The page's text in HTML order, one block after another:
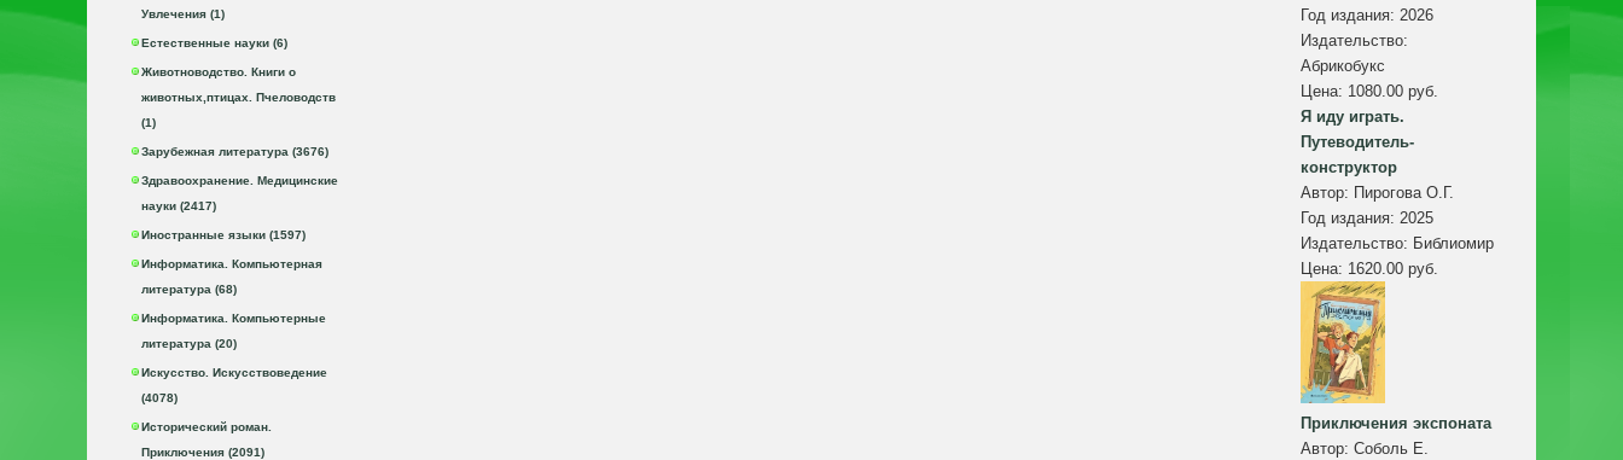
Увлечения (1)
Естественные науки (6)
Животноводство. Книги о
животных,птицах. Пчеловодств
(1)
Зарубежная литература (3676)
Здравоохранение. Медицинские
науки (2417)
Иностранные языки (1597)
Информатика. Компьютерная
литература (68)
Информатика. Компьютерные
литература (20)
Искусство. Искусствоведение
(4078)
Исторический роман.
Приключения (2091)
Год издания: 2026
Издательство:
Абрикобукс
Цена: 1080.00 руб.
Я иду играть.
Путеводитель-
конструктор
Автор: Пирогова О.Г.
Год издания: 2025
Издательство: Библиомир
Цена: 1620.00 руб.
Приключения экспоната
Автор: Соболь Е.